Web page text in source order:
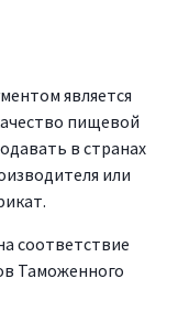
является
пищевой
в странах
или
соответствие
Таможенного